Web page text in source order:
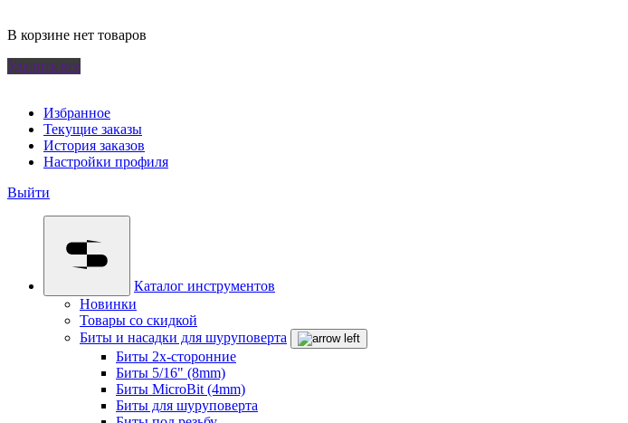
В корзине нет товаров
Удалить все
Избранное
Текущие заказы
История заказов
Настройки профиля
Выйти
Каталог инструментов
Новинки
Товары со скидкой
Биты и насадки для шуруповерта
Биты 2х-сторонние
Биты 5/16" (8mm)
Биты MicroBit (4mm)
Биты для шуруповерта